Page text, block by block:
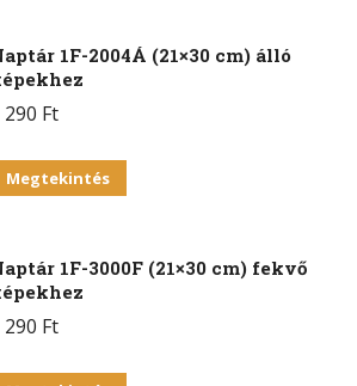
1F-2004Á (21×30 cm) álló
290 Ft
Megtekintés
1F-3000F (21×30 cm) fekvő
290 Ft